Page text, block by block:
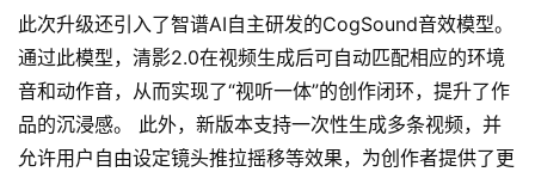
汇
A
I
知
此次升级还引入了智谱AI自主研发的CogSound音效模型。
通过此模型，清影2.0在视频生成后可自动匹配相应的环境
音和动作音，从而实现了“视听一体”的创作闭环，提升了作
品的沉浸感。 此外，新版本支持一次性生成多条视频，并
允许用户自由设定镜头推拉摇移等效果，为创作者提供了更